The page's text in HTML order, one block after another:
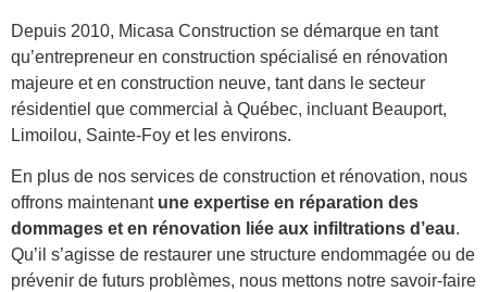
Depuis 2010, Micasa Construction se démarque en tant
qu’entrepreneur en construction spécialisé en rénovation
majeure et en construction neuve, tant dans le secteur
résidentiel que commercial à Québec, incluant Beauport,
Limoilou, Sainte-Foy et les environs.
En plus de nos services de construction et rénovation, nous
offrons maintenantune expertise en réparation des
dommages et en rénovation liée aux infiltrations d’eau.
Qu’il s’agisse de restaurer une structure endommagée ou de
prévenir de futurs problèmes, nous mettons notre savoir-faire